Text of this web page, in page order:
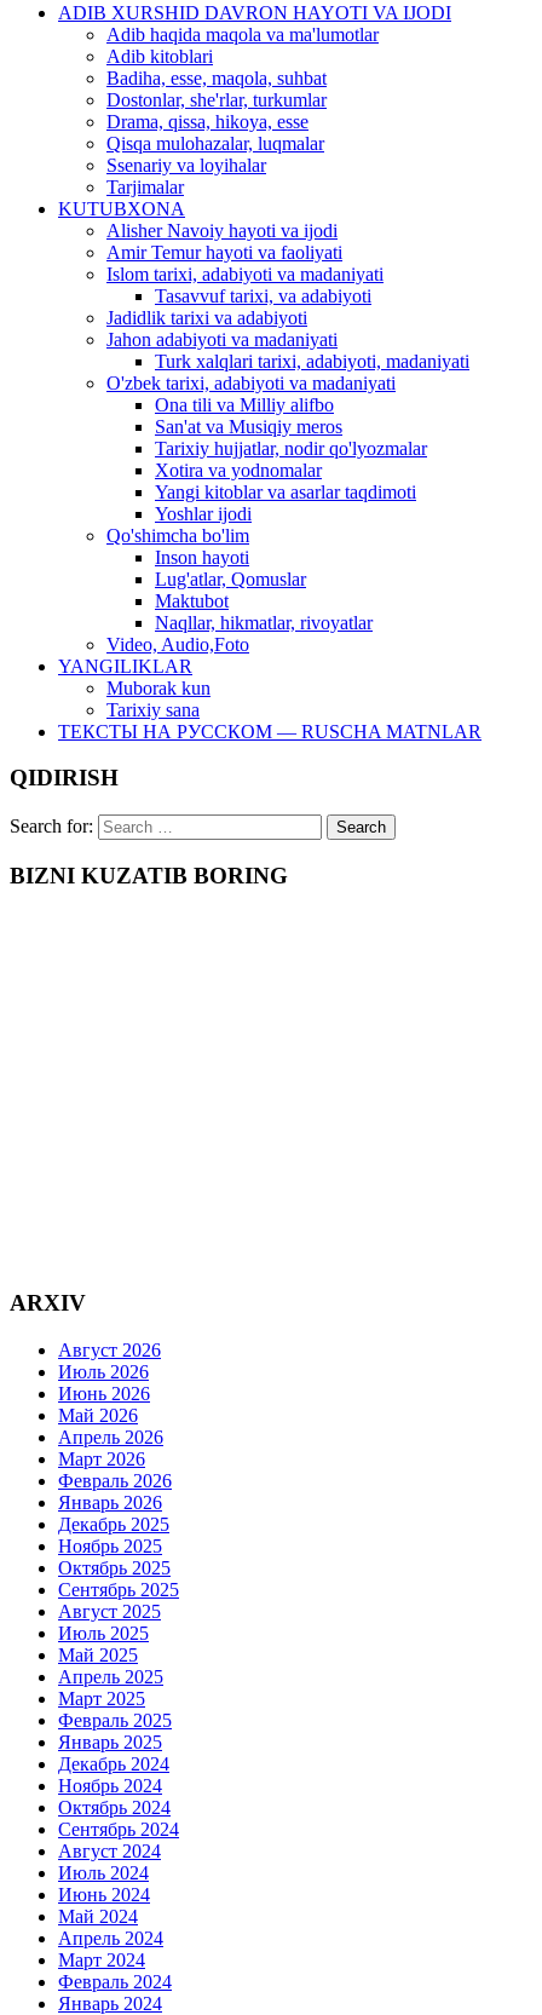
ADIB XURSHID DAVRON HAYOTI VA IJODI
Adib haqida maqola va ma'lumotlar
Adib kitoblari
Badiha, esse, maqola, suhbat
Dostonlar, she'rlar, turkumlar
Drama, qissa, hikoya, esse
Qisqa mulohazalar, luqmalar
Ssenariy va loyihalar
Tarjimalar
KUTUBXONA
Alisher Navoiy hayoti va ijodi
Amir Temur hayoti va faoliyati
Islom tarixi, adabiyoti va madaniyati
Tasavvuf tarixi, va adabiyoti
Jadidlik tarixi va adabiyoti
Jahon adabiyoti va madaniyati
Turk xalqlari tarixi, adabiyoti, madaniyati
O'zbek tarixi, adabiyoti va madaniyati
Ona tili va Milliy alifbo
San'at va Musiqiy meros
Tarixiy hujjatlar, nodir qo'lyozmalar
Xotira va yodnomalar
Yangi kitoblar va asarlar taqdimoti
Yoshlar ijodi
Qo'shimcha bo'lim
Inson hayoti
Lug'atlar, Qomuslar
Maktubot
Naqllar, hikmatlar, rivoyatlar
Video, Audio,Foto
YANGILIKLAR
Muborak kun
Tarixiy sana
ТЕКСТЫ НА РУССКОМ — RUSCHA MATNLAR
QIDIRISH
Search for:
BIZNI KUZATIB BORING
ARXIV
Август 2026
Июль 2026
Июнь 2026
Май 2026
Апрель 2026
Март 2026
Февраль 2026
Январь 2026
Декабрь 2025
Ноябрь 2025
Октябрь 2025
Сентябрь 2025
Август 2025
Июль 2025
Май 2025
Апрель 2025
Март 2025
Февраль 2025
Январь 2025
Декабрь 2024
Ноябрь 2024
Октябрь 2024
Сентябрь 2024
Август 2024
Июль 2024
Июнь 2024
Май 2024
Апрель 2024
Март 2024
Февраль 2024
Январь 2024